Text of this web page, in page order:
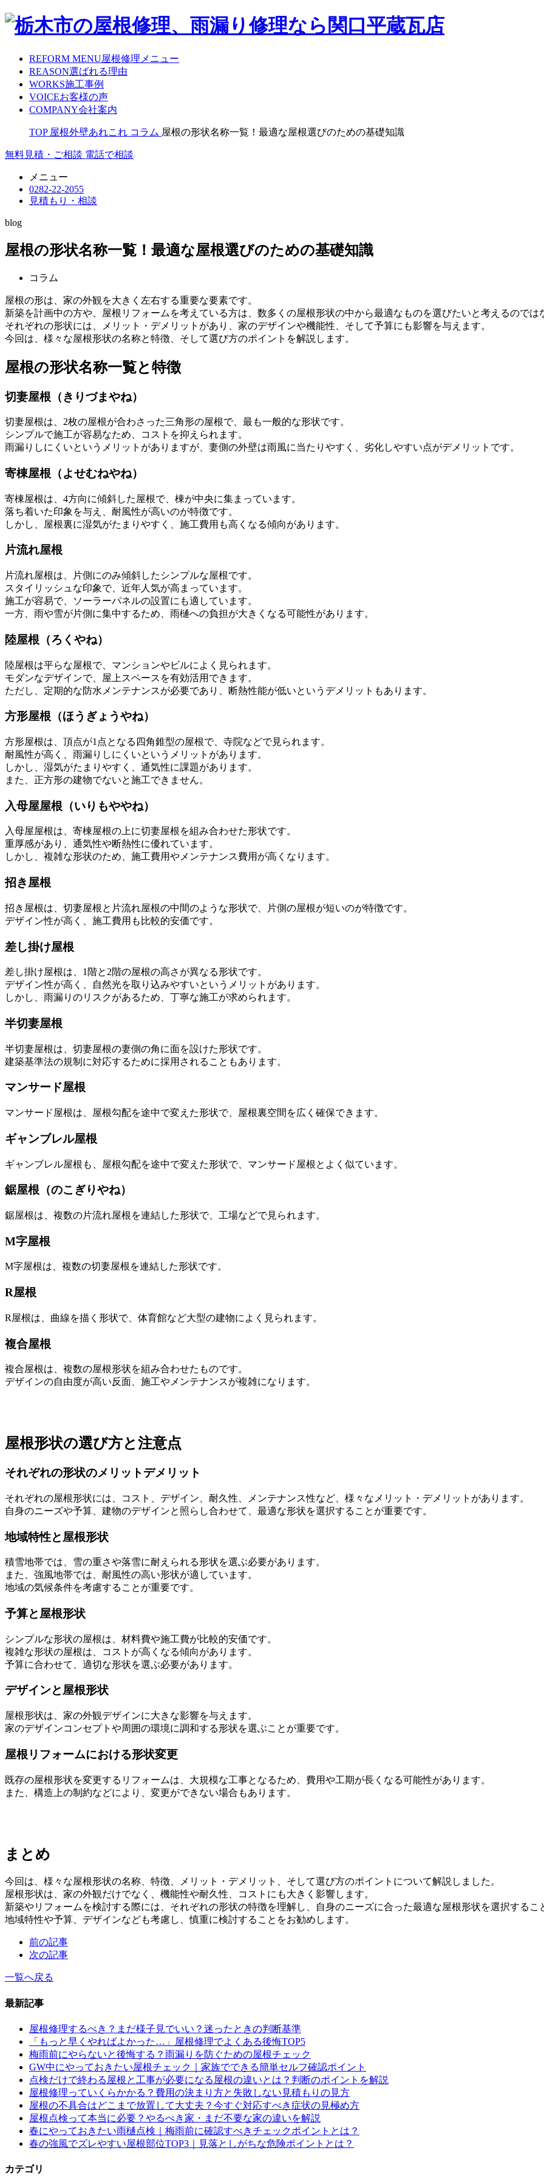
REFORM MENU屋根修理メニュー
REASON選ばれる理由
WORKS施工事例
VOICEお客様の声
COMPANY会社案内
TOP 屋根外壁あれこれ コラム 屋根の形状名称一覧！最適な屋根選びのための基礎知識
無料見積・ご相談 電話で相談
メニュー
0282-22-2055
見積もり・相談
blog
屋根の形状名称一覧！最適な屋根選びのための基礎知識
コラム
屋根の形は、家の外観を大きく左右する重要な要素です。
新築を計画中の方や、屋根リフォームを考えている方は、数多くの屋根形状の中から最適なものを選びたいと考えるのでは
それぞれの形状には、メリット・デメリットがあり、家のデザインや機能性、そして予算にも影響を与えます。
今回は、様々な屋根形状の名称と特徴、そして選び方のポイントを解説します。
屋根の形状名称一覧と特徴
切妻屋根（きりづまやね）
切妻屋根は、2枚の屋根が合わさった三角形の屋根で、最も一般的な形状です。
シンプルで施工が容易なため、コストを抑えられます。
雨漏りしにくいというメリットがありますが、妻側の外壁は雨風に当たりやすく、劣化しやすい点がデメリットです。
寄棟屋根（よせむねやね）
寄棟屋根は、4方向に傾斜した屋根で、棟が中央に集まっています。
落ち着いた印象を与え、耐風性が高いのが特徴です。
しかし、屋根裏に湿気がたまりやすく、施工費用も高くなる傾向があります。
片流れ屋根
片流れ屋根は、片側にのみ傾斜したシンプルな屋根です。
スタイリッシュな印象で、近年人気が高まっています。
施工が容易で、ソーラーパネルの設置にも適しています。
一方、雨や雪が片側に集中するため、雨樋への負担が大きくなる可能性があります。
陸屋根（ろくやね）
陸屋根は平らな屋根で、マンションやビルによく見られます。
モダンなデザインで、屋上スペースを有効活用できます。
ただし、定期的な防水メンテナンスが必要であり、断熱性能が低いというデメリットもあります。
方形屋根（ほうぎょうやね）
方形屋根は、頂点が1点となる四角錐型の屋根で、寺院などで見られます。
耐風性が高く、雨漏りしにくいというメリットがあります。
しかし、湿気がたまりやすく、通気性に課題があります。
また、正方形の建物でないと施工できません。
入母屋屋根（いりもややね）
入母屋屋根は、寄棟屋根の上に切妻屋根を組み合わせた形状です。
重厚感があり、通気性や断熱性に優れています。
しかし、複雑な形状のため、施工費用やメンテナンス費用が高くなります。
招き屋根
招き屋根は、切妻屋根と片流れ屋根の中間のような形状で、片側の屋根が短いのが特徴です。
デザイン性が高く、施工費用も比較的安価です。
差し掛け屋根
差し掛け屋根は、1階と2階の屋根の高さが異なる形状です。
デザイン性が高く、自然光を取り込みやすいというメリットがあります。
しかし、雨漏りのリスクがあるため、丁寧な施工が求められます。
半切妻屋根
半切妻屋根は、切妻屋根の妻側の角に面を設けた形状です。
建築基準法の規制に対応するために採用されることもあります。
マンサード屋根
マンサード屋根は、屋根勾配を途中で変えた形状で、屋根裏空間を広く確保できます。
ギャンブレル屋根
ギャンブレル屋根も、屋根勾配を途中で変えた形状で、マンサード屋根とよく似ています。
鋸屋根（のこぎりやね）
鋸屋根は、複数の片流れ屋根を連結した形状で、工場などで見られます。
M字屋根
M字屋根は、複数の切妻屋根を連結した形状です。
R屋根
R屋根は、曲線を描く形状で、体育館など大型の建物によく見られます。
複合屋根
複合屋根は、複数の屋根形状を組み合わせたものです。
デザインの自由度が高い反面、施工やメンテナンスが複雑になります。
屋根形状の選び方と注意点
それぞれの形状のメリットデメリット
それぞれの屋根形状には、コスト、デザイン、耐久性、メンテナンス性など、様々なメリット・デメリットがあります。
自身のニーズや予算、建物のデザインと照らし合わせて、最適な形状を選択することが重要です。
地域特性と屋根形状
積雪地帯では、雪の重さや落雪に耐えられる形状を選ぶ必要があります。
また、強風地帯では、耐風性の高い形状が適しています。
地域の気候条件を考慮することが重要です。
予算と屋根形状
シンプルな形状の屋根は、材料費や施工費が比較的安価です。
複雑な形状の屋根は、コストが高くなる傾向があります。
予算に合わせて、適切な形状を選ぶ必要があります。
デザインと屋根形状
屋根形状は、家の外観デザインに大きな影響を与えます。
家のデザインコンセプトや周囲の環境に調和する形状を選ぶことが重要です。
屋根リフォームにおける形状変更
既存の屋根形状を変更するリフォームは、大規模な工事となるため、費用や工期が長くなる可能性があります。
また、構造上の制約などにより、変更ができない場合もあります。
まとめ
今回は、様々な屋根形状の名称、特徴、メリット・デメリット、そして選び方のポイントについて解説しました。
屋根形状は、家の外観だけでなく、機能性や耐久性、コストにも大きく影響します。
新築やリフォームを検討する際には、それぞれの形状の特徴を理解し、自身のニーズに合った最適な屋根形状を選択するこ
地域特性や予算、デザインなども考慮し、慎重に検討することをお勧めします。
前の記事
次の記事
一覧へ戻る
最新記事
屋根修理するべき？まだ様子見でいい？迷ったときの判断基準
「もっと早くやればよかった…」屋根修理でよくある後悔TOP5
梅雨前にやらないと後悔する？雨漏りを防ぐための屋根チェック
GW中にやっておきたい屋根チェック｜家族でできる簡単セルフ確認ポイント
点検だけで終わる屋根と工事が必要になる屋根の違いとは？判断のポイントを解説
屋根修理っていくらかかる？費用の決まり方と失敗しない見積もりの見方
屋根の不具合はどこまで放置して大丈夫？今すぐ対応すべき症状の見極め方
屋根点検って本当に必要？やるべき家・まだ不要な家の違いを解説
春にやっておきたい雨樋点検｜梅雨前に確認すべきチェックポイントとは？
春の強風でズレやすい屋根部位TOP3｜見落としがちな危険ポイントとは？
カテゴリ